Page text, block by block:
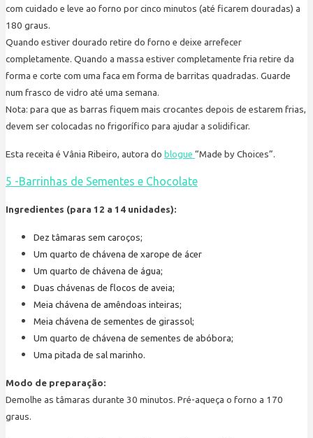
com cuidado e leve ao forno por cinco minutos (até ficarem douradas) a
180 graus.
Quando estiver dourado retire do forno e deixe arrefecer
completamente. Quando a massa estiver completamente fria retire da
forma e corte com uma faca em forma de barritas quadradas. Guarde
num frasco de vidro até uma semana.
Nota: para que as barras fiquem mais crocantes depois de estarem frias,
devem ser colocadas no frigorífico para ajudar a solidificar.
Esta receita é Vânia Ribeiro, autora do blogue “Made by Choices”.
5 -Barrinhas de Sementes e Chocolate
Ingredientes (para 12 a 14 unidades):
Dez tâmaras sem caroços;
Um quarto de chávena de xarope de ácer
Um quarto de chávena de água;
Duas chávenas de flocos de aveia;
Meia chávena de amêndoas inteiras;
Meia chávena de sementes de girassol;
Um quarto de chávena de sementes de abóbora;
Uma pitada de sal marinho.
Modo de preparação:
Demolhe as tâmaras durante 30 minutos. Pré-aqueça o forno a 170
graus.